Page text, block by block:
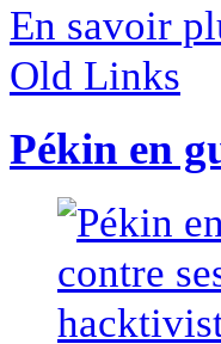
En savoir
Old Links
Pékin en